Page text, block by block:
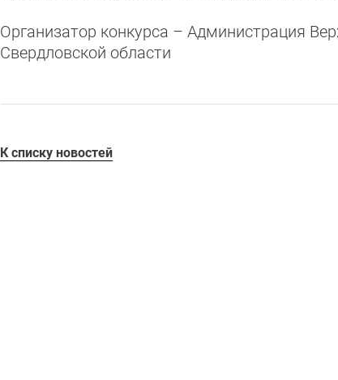
Организатор конкурса – Администрация
Свердловской области
К списку новостей